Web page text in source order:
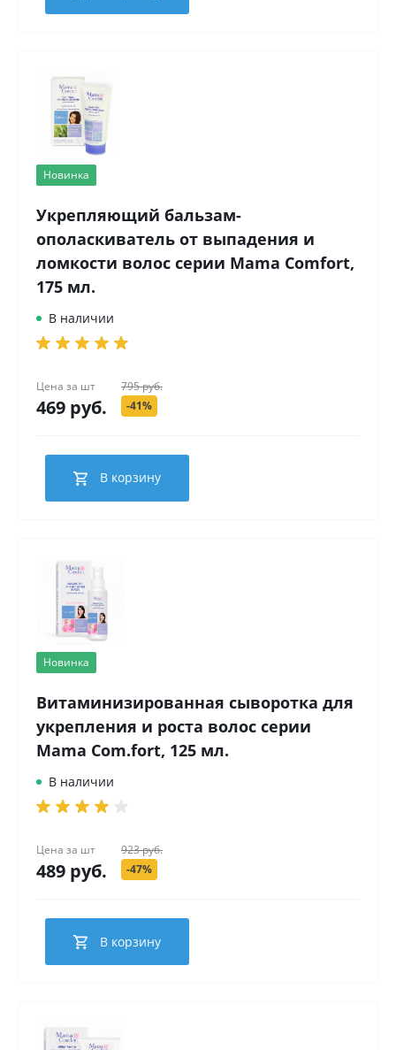
Новинка
Укрепляющий бальзам-
ополаскиватель от выпадения и
ломкости волос серии Mama Comfort,
175 мл.
В наличии
Цена за шт
469 руб.
795 руб.
-41%
В корзину
Новинка
Витаминизированная сыворотка для
укрепления и роста волос серии
Mama Com.fort, 125 мл.
В наличии
Цена за шт
489 руб.
923 руб.
-47%
В корзину